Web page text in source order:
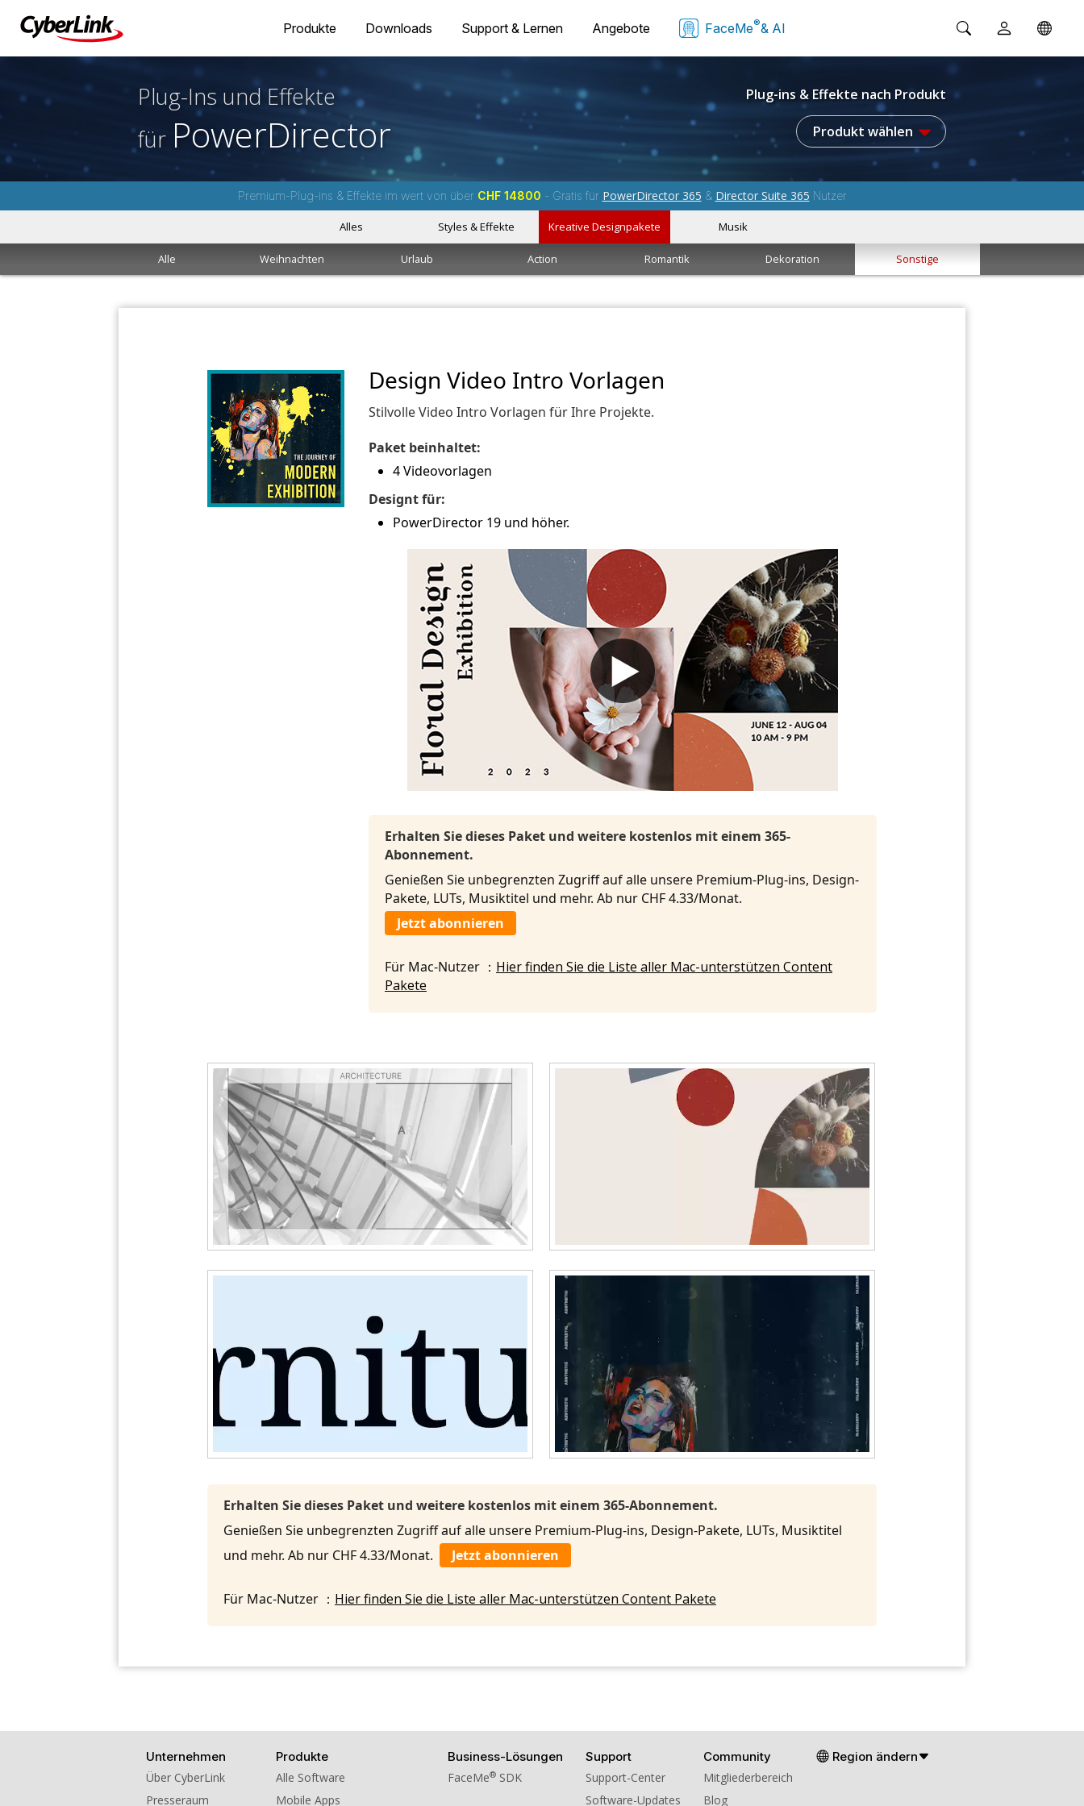
Produkte Downloads Support & Lernen Angebote FaceMe®& AI
Plug-Ins und Effekte
für PowerDirector
Plug-ins & Effekte nach Produkt
Produkt wählen
Premium-Plug-ins & Effekte im wert von über CHF 14800 - Gratis für PowerDirector 365 & Director Suite 365 Nutzer
Alles Styles & Effekte Kreative Designpakete Musik
Alle Weihnachten Urlaub Action Romantik Dekoration Sonstige
Design Video Intro Vorlagen
Stilvolle Video Intro Vorlagen für Ihre Projekte.
Paket beinhaltet:
4 Videovorlagen
Designt für:
PowerDirector 19 und höher.
Erhalten Sie dieses Paket und weitere kostenlos mit einem 365-
Abonnement.
Genießen Sie unbegrenzten Zugriff auf alle unsere Premium-Plug-ins, Design-
Pakete, LUTs, Musiktitel und mehr. Ab nur CHF 4.33/Monat.
Jetzt abonnieren
Für Mac-Nutzer ： Hier finden Sie die Liste aller Mac-unterstützen Content
Pakete
Erhalten Sie dieses Paket und weitere kostenlos mit einem 365-Abonnement.
Genießen Sie unbegrenzten Zugriff auf alle unsere Premium-Plug-ins, Design-Pakete, LUTs, Musiktitel
und mehr. Ab nur CHF 4.33/Monat.
Jetzt abonnieren
Für Mac-Nutzer ： Hier finden Sie die Liste aller Mac-unterstützen Content Pakete
Unternehmen
Über CyberLink
Presseraum
Produkte
Alle Software
Mobile Apps
Business-Lösungen
FaceMe® SDK
Support
Support-Center
Software-Updates
Community
Mitgliederbereich
Blog
Region ändern